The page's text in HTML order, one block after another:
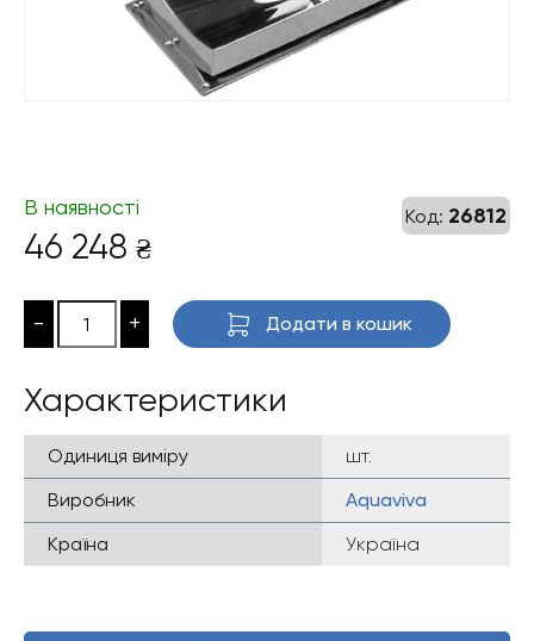
Код: 26812
В наявності
46 248 ₴
- + Додати в кошик
Характеристики
Одиниця виміру
шт.
Виробник
Aquaviva
Країна
Україна